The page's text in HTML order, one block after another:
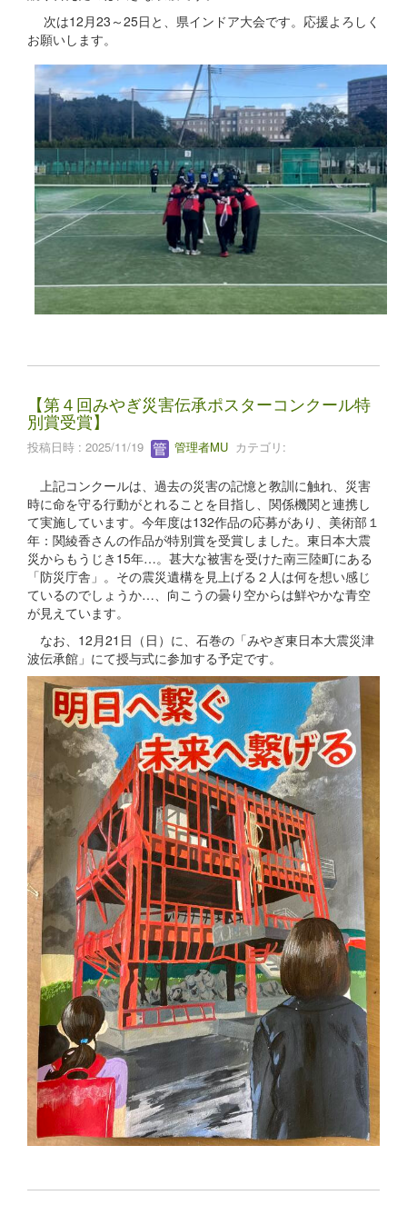
次は12月23～25日と、県インドア大会です。応援よろしく
お願いします。
【第４回みやぎ災害伝承ポスターコンクール特
別賞受賞】
投稿日時 : 2025/11/19 管理者MU カテゴリ:
上記コンクールは、過去の災害の記憶と教訓に触れ、災害
時に命を守る行動がとれることを目指し、関係機関と連携し
て実施しています。今年度は132作品の応募があり、美術部１
年：関綾香さんの作品が特別賞を受賞しました。東日本大震
災からもうじき15年…。甚大な被害を受けた南三陸町にある
「防災庁舎」。その震災遺構を見上げる２人は何を想い感じ
ているのでしょうか…、向こうの曇り空からは鮮やかな青空
が見えています。
なお、12月21日（日）に、石巻の「みやぎ東日本大震災津
波伝承館」にて授与式に参加する予定です。